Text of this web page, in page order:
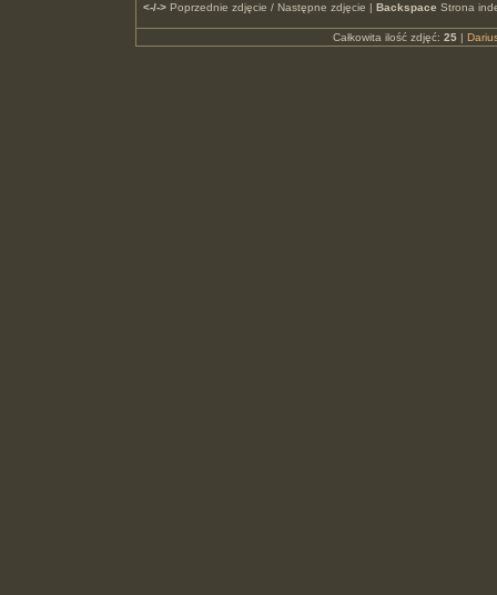
<-/->Poprzednie zdjęcie / Następne zdjęcie | Backspace Strona
Całkowita ilość zdjęć: 25|